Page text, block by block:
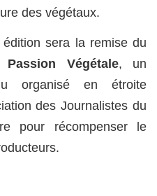
des végétaux.
sera la remise du
Végétale, un
organisé en étroite
des Journalistes du
pour récompenser le